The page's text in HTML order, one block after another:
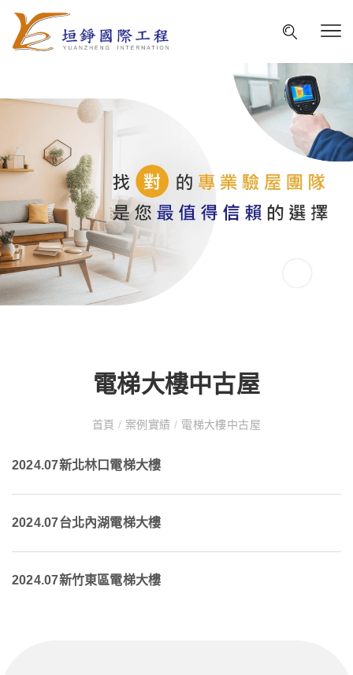
電梯大樓中古屋
首頁/ 案例實績/ 電梯大樓中古屋
2024.07新北林口電梯大樓
2024.07台北內湖電梯大樓
2024.07新竹東區電梯大樓